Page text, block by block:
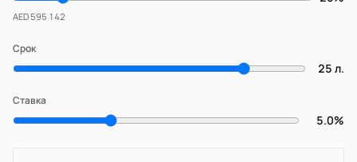
AED 595 142
Срок
25 л.
Ставка
5.0%